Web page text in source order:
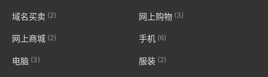
域名买卖 (2) 网上购物(3)
网上商城 (2) 手机 (6)
电脑 (3) 服装(2)